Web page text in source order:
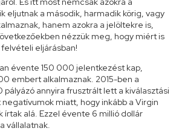
eljutnak a második, harmadik körig, vagy
hanem azokra a jelöltekre is,
nézzük meg, hogy miért is
eljárásban!
évente 150 000 jelentkezést kap,
embert alkalmaznak. 2015-ben a
pályázó annyira frusztrált lett a kiválasztási
miatt, hogy inkább a Virgin
írtak alá. Ezzel évente 6 millió dollár
vállalatnak.